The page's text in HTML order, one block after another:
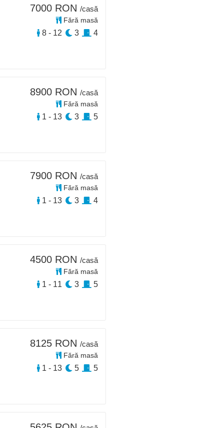
7000 RON /casă
Fără masă
8 - 12 3 4
8900 RON /casă
Fără masă
1 - 13 3 5
7900 RON /casă
Fără masă
1 - 13 3 4
4500 RON /casă
Fără masă
1 - 11 3 5
8125 RON /casă
Fără masă
1 - 13 5 5